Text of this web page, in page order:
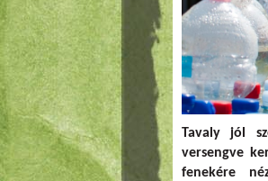
Tavaly jól
versengve
fenekére